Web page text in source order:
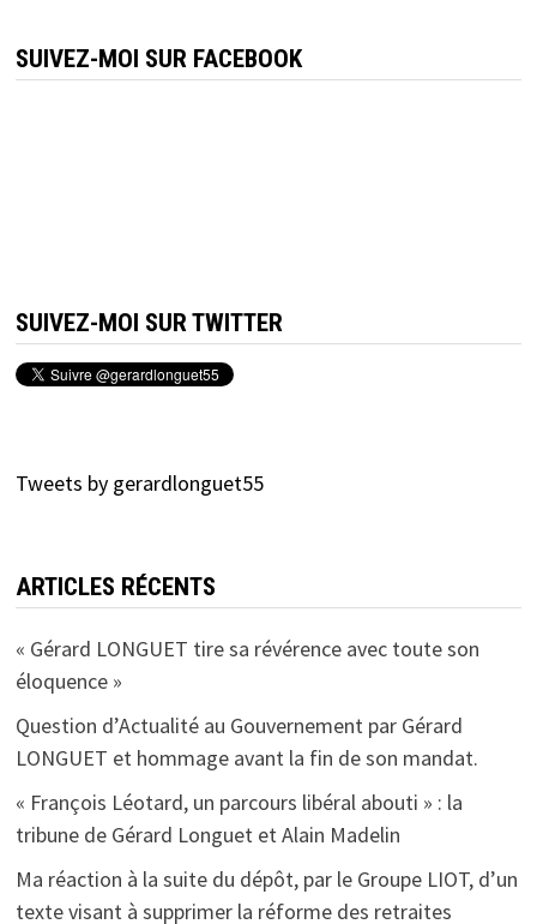
SUIVEZ-MOI SUR FACEBOOK
SUIVEZ-MOI SUR TWITTER
Tweets by gerardlonguet55
ARTICLES RÉCENTS
« Gérard LONGUET tire sa révérence avec toute son
éloquence »
Question d’Actualité au Gouvernement par Gérard
LONGUET et hommage avant la fin de son mandat.
« François Léotard, un parcours libéral abouti » : la
tribune de Gérard Longuet et Alain Madelin
Ma réaction à la suite du dépôt, par le Groupe LIOT, d’un
texte visant à supprimer la réforme des retraites